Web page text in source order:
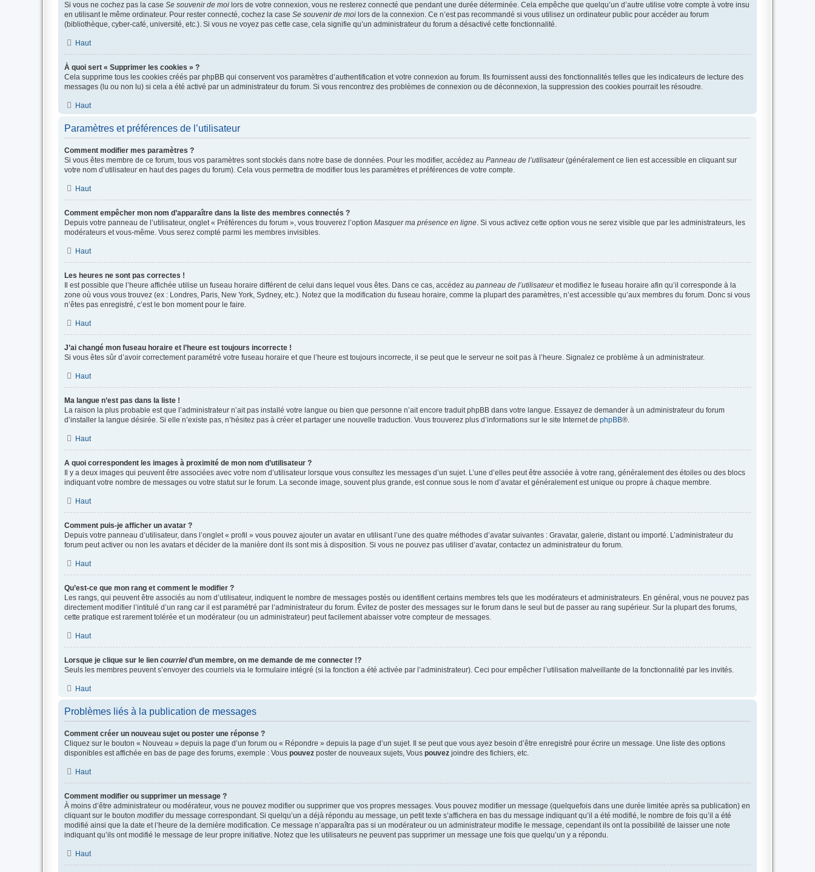
Si vous ne cochez pas la case Se souvenir de moi lors de votre connexion, vous ne resterez connecté que pendant une durée déterminée. Cela empêche que quelqu’un d’autre utilise votre compte à votre insu
en utilisant le même ordinateur. Pour rester connecté, cochez la case Se souvenir de moi lors de la connexion. Ce n’est pas recommandé si vous utilisez un ordinateur public pour accéder au forum
(bibliothèque, cyber-café, université, etc.). Si vous ne voyez pas cette case, cela signifie qu’un administrateur du forum a désactivé cette fonctionnalité.
Haut
À quoi sert « Supprimer les cookies » ?
Cela supprime tous les cookies créés par phpBB qui conservent vos paramètres d’authentification et votre connexion au forum. Ils fournissent aussi des fonctionnalités telles que les indicateurs de lecture des
messages (lu ou non lu) si cela a été activé par un administrateur du forum. Si vous rencontrez des problèmes de connexion ou de déconnexion, la suppression des cookies pourrait les résoudre.
Haut
Paramètres et préférences de l’utilisateur
Comment modifier mes paramètres ?
Si vous êtes membre de ce forum, tous vos paramètres sont stockés dans notre base de données. Pour les modifier, accédez au Panneau de l’utilisateur(généralement ce lien est accessible en cliquant sur
votre nom d’utilisateur en haut des pages du forum). Cela vous permettra de modifier tous les paramètres et préférences de votre compte.
Haut
Comment empêcher mon nom d’apparaître dans la liste des membres connectés ?
Depuis votre panneau de l’utilisateur, onglet « Préférences du forum », vous trouverez l’option Masquer ma présence en ligne. Si vous activez cette option vous ne serez visible que par les administrateurs, les
modérateurs et vous-même. Vous serez compté parmi les membres invisibles.
Haut
Les heures ne sont pas correctes !
Il est possible que l’heure affichée utilise un fuseau horaire différent de celui dans lequel vous êtes. Dans ce cas, accédez au panneau de l’utilisateuret modifiez le fuseau horaire afin qu’il corresponde à la
zone où vous vous trouvez (ex : Londres, Paris, New York, Sydney, etc.). Notez que la modification du fuseau horaire, comme la plupart des paramètres, n’est accessible qu’aux membres du forum. Donc si vous
n’êtes pas enregistré, c’est le bon moment pour le faire.
Haut
J’ai changé mon fuseau horaire et l’heure est toujours incorrecte !
Si vous êtes sûr d’avoir correctement paramétré votre fuseau horaire et que l’heure est toujours incorrecte, il se peut que le serveur ne soit pas à l’heure. Signalez ce problème à un administrateur.
Haut
Ma langue n’est pas dans la liste !
La raison la plus probable est que l’administrateur n’ait pas installé votre langue ou bien que personne n’ait encore traduit phpBB dans votre langue. Essayez de demander à un administrateur du forum
d’installer la langue désirée. Si elle n’existe pas, n’hésitez pas à créer et partager une nouvelle traduction. Vous trouverez plus d’informations sur le site Internet de phpBB®.
Haut
A quoi correspondent les images à proximité de mon nom d’utilisateur ?
Il y a deux images qui peuvent être associées avec votre nom d’utilisateur lorsque vous consultez les messages d’un sujet. L’une d’elles peut être associée à votre rang, généralement des étoiles ou des blocs
indiquant votre nombre de messages ou votre statut sur le forum. La seconde image, souvent plus grande, est connue sous le nom d’avatar et généralement est unique ou propre à chaque membre.
Haut
Comment puis-je afficher un avatar ?
Depuis votre panneau d’utilisateur, dans l’onglet « profil » vous pouvez ajouter un avatar en utilisant l’une des quatre méthodes d’avatar suivantes : Gravatar, galerie, distant ou importé. L’administrateur du
forum peut activer ou non les avatars et décider de la manière dont ils sont mis à disposition. Si vous ne pouvez pas utiliser d’avatar, contactez un administrateur du forum.
Haut
Qu’est-ce que mon rang et comment le modifier ?
Les rangs, qui peuvent être associés au nom d’utilisateur, indiquent le nombre de messages postés ou identifient certains membres tels que les modérateurs et administrateurs. En général, vous ne pouvez pas
directement modifier l’intitulé d’un rang car il est paramétré par l’administrateur du forum. Évitez de poster des messages sur le forum dans le seul but de passer au rang supérieur. Sur la plupart des forums,
cette pratique est rarement tolérée et un modérateur (ou un administrateur) peut facilement abaisser votre compteur de messages.
Haut
Lorsque je clique sur le lien courrield’un membre, on me demande de me connecter !?
Seuls les membres peuvent s’envoyer des courriels via le formulaire intégré (si la fonction a été activée par l’administrateur). Ceci pour empêcher l’utilisation malveillante de la fonctionnalité par les invités.
Haut
Problèmes liés à la publication de messages
Comment créer un nouveau sujet ou poster une réponse ?
Cliquez sur le bouton « Nouveau » depuis la page d’un forum ou « Répondre » depuis la page d’un sujet. Il se peut que vous ayez besoin d’être enregistré pour écrire un message. Une liste des options
disponibles est affichée en bas de page des forums, exemple : Vous pouvez poster de nouveaux sujets, Vous pouvez joindre des fichiers, etc.
Haut
Comment modifier ou supprimer un message ?
À moins d’être administrateur ou modérateur, vous ne pouvez modifier ou supprimer que vos propres messages. Vous pouvez modifier un message (quelquefois dans une durée limitée après sa publication) en
cliquant sur le bouton modifierdu message correspondant. Si quelqu’un a déjà répondu au message, un petit texte s’affichera en bas du message indiquant qu’il a été modifié, le nombre de fois qu’il a été
modifié ainsi que la date et l’heure de la dernière modification. Ce message n’apparaîtra pas si un modérateur ou un administrateur modifie le message, cependant ils ont la possibilité de laisser une note
indiquant qu’ils ont modifié le message de leur propre initiative. Notez que les utilisateurs ne peuvent pas supprimer un message une fois que quelqu’un y a répondu.
Haut